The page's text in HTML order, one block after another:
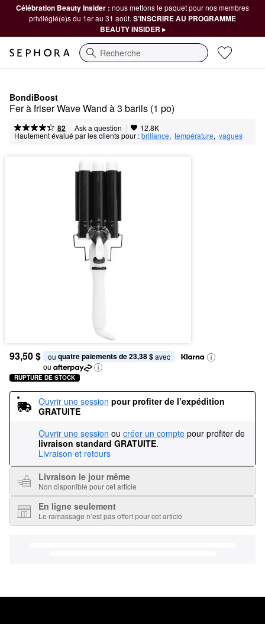
Célébration Beauty Insider : nous mettons le paquet pour nos membres
privilégié(e)s du 1er au 31 août. S’INSCRIRE AU PROGRAMME
BEAUTY INSIDER ▸
Recherche
BondiBoost
Fer à friser Wave Wand à 3 barils (1 po)
82 | Ask a question | 12.8K
Hautement évalué par les clients pour :brillance, température, vagues
93,50 $ ou quatre paiements de 23,38 $ avec
ou
RUPTURE DE STOCK
Ouvrir une session pour profiter de l’expédition
GRATUITE
Ouvrir une session ou créer un compte pour profiter de
livraison standard GRATUITE.
Livraison et retours
Livraison le jour même
Non disponible pour cet article
En ligne seulement
Le ramassage n’est pas offert pour cet article